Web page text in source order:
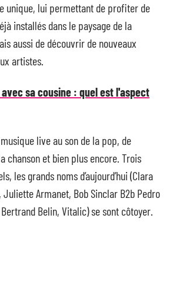
unique, lui permettant de profiter de
installés dans le paysage de la
aussi de découvrir de nouveaux
artistes.
sa cousine : quel est l'aspect
live au son de la pop, de
chanson et bien plus encore. Trois
les grands noms d’aujourd’hui (Clara
Armanet, Bob Sinclar B2b Pedro
Belin, Vitalic) se sont côtoyer.